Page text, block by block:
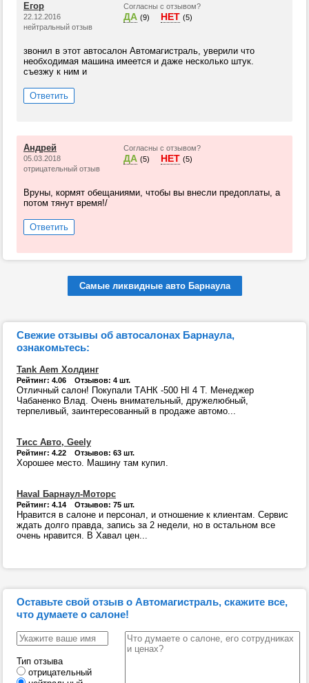
Егор
22.12.2016
нейтральный отзыв
Согласны с отзывом?
ДА (9) НЕТ (5)
звонил в этот автосалон Автомагистраль, уверили что
необходимая машина имеется и даже несколько штук.
съезжу к ним и
Ответить
Андрей
05.03.2018
отрицательный отзыв
Согласны с отзывом?
ДА (5) НЕТ (5)
Вруны, кормят обещаниями, чтобы вы внесли предоплаты, а
потом тянут время!/
Ответить
Самые ликвидные авто Барнаула
Свежие отзывы об автосалонах Барнаула,
ознакомьтесь:
Tank Aem Холдинг
Рейтинг: 4.06 Отзывов: 4 шт.
Отличный салон! Покупали ТАНК -500 HI 4 T. Менеджер
Чабаненко Влад. Очень внимательный, дружелюбный,
терпеливый, заинтересованный в продаже автомо...
Тисс Авто, Geely
Рейтинг: 4.22 Отзывов: 63 шт.
Хорошее место. Машину там купил.
Haval Барнаул-Моторс
Рейтинг: 4.14 Отзывов: 75 шт.
Нравится в салоне и персонал, и отношение к клиентам. Сервис
ждать долго правда, запись за 2 недели, но в остальном все
очень нравится. В Хавал цен...
Оставьте свой отзыв о Автомагистраль, скажите все,
что думаете о салоне!
Тип отзыва
отрицательный